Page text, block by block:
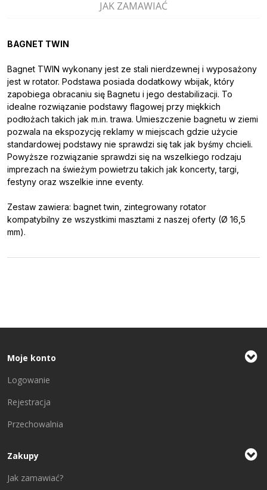
JAK ZAMAWIAĆ
BAGNET TWIN
Bagnet TWIN wykonany jest ze stali nierdzewnej i wyposażony
jest w rotator. Podstawa posiada dodatkowy wbijak, który
zapobiega obracaniu się Bagnetu i jego destabilizacji. To
idealne rozwiązanie podstawy flagowej przy miękkich
podłożach takich jak m.in. trawa. Umieszczenie bagnetu w ziemi
pozwala na ekspozycję reklamy w miejscach gdzie użycie
standardowej podstawy nie sprawdzi się tak jak byśmy chcieli.
Powyższe rozwiązanie sprawdzi się na wszelkiego rodzaju
imprezach na świeżym powietrzu takich jak koncerty, targi,
festyny oraz wszelkie inne eventy.
Zestaw zawiera: bagnet twin, zintegrowany rotator
kompatybilny ze wszystkimi masztami z naszej oferty (Ø 16,5
mm).
Moje konto
Logowanie
Rejestracja
Przechowalnia
Zakupy
Jak zamawiać?